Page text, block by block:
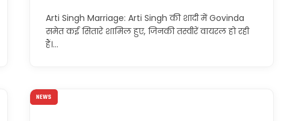
Arti Singh Marriage: Arti Singh की शादी में Govinda
समेत कई सितारे शामिल हुए, जिनकी तस्वीरें वायरल हो रही
हैं।…
NEWS